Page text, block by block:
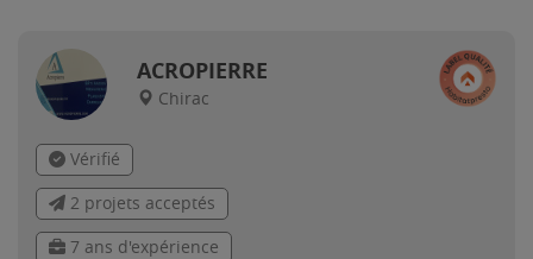
ACROPIERRE
Chirac
Vérifié
2 projets acceptés
7 ans d'expérience